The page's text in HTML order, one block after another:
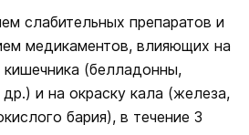
слабительных препаратов и
медикаментов, влияющих на
кишечника (белладонны,
и на окраску кала (железа,
бария), в течение 3